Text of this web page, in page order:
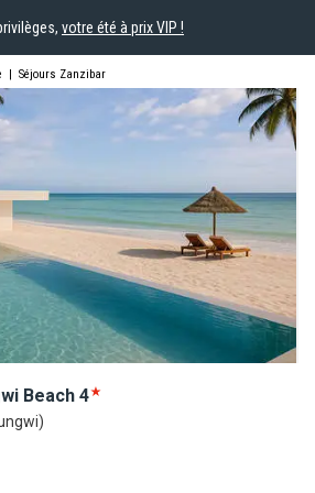
votre été à prix VIP !
| Séjours Zanzibar
Beach 4